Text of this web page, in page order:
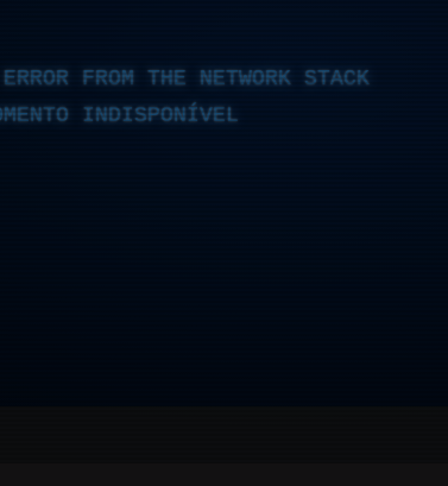
FROM THE NETWORK STACK
INDISPONÍVEL